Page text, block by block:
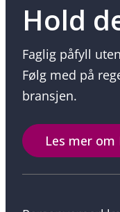
Hold
Faglig påfyll
Følg med på
bransjen.
Les mer